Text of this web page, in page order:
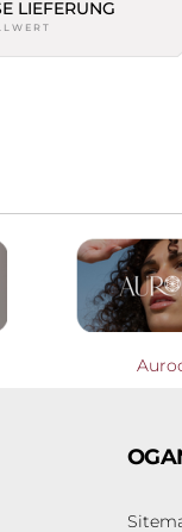
LIEFERUNG